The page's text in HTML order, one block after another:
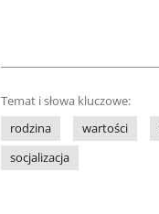
Temat i słowa kluczowe:
rodzina
wartości
socjalizacja